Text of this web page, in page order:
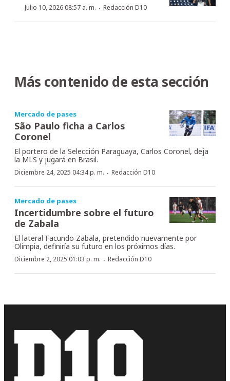
Julio 10, 2026 08:57 a. m. · Redacción D10
Más contenido de esta sección
Mercado de pases
São Paulo ficha a Carlos
Coronel
El portero de la Selección Paraguaya, Carlos Coronel, deja
la MLS y jugará en Brasil.
Diciembre 24, 2025 04:34 p. m. · Redacción D10
Mercado de pases
Incertidumbre sobre el futuro
de Zabala
El lateral Facundo Zabala, pretendido nuevamente por
Olimpia, definiría su futuro en los próximos días.
Diciembre 2, 2025 01:03 p. m. · Redacción D10